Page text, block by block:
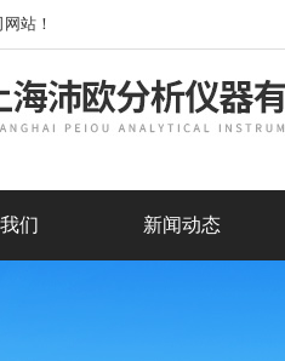
站！
们 新闻动态